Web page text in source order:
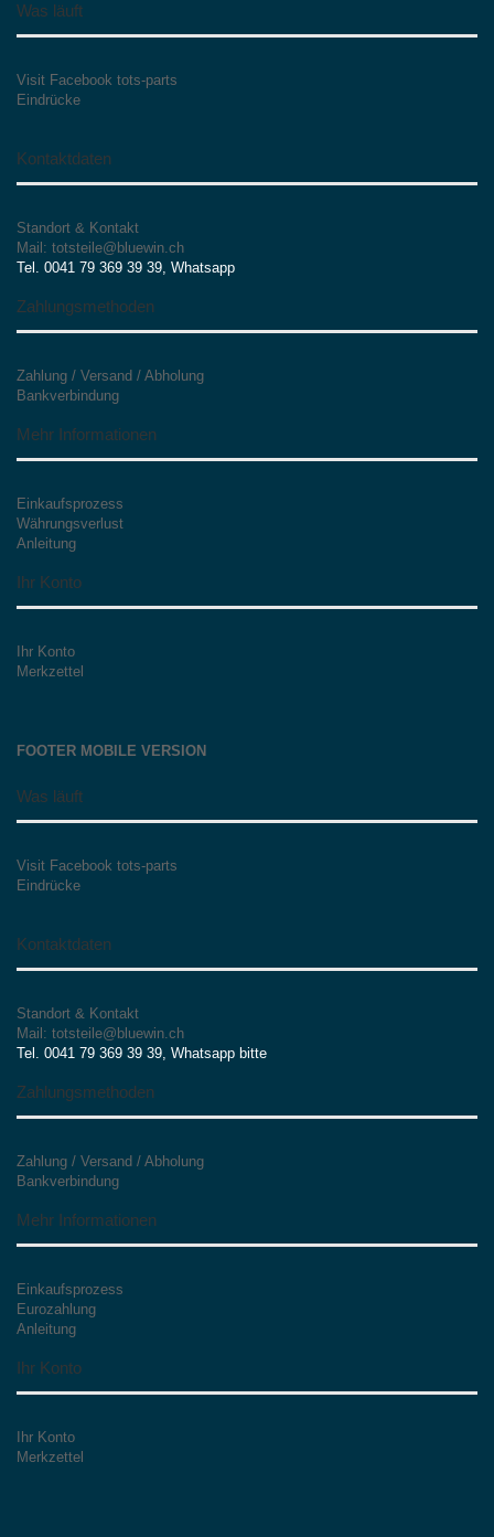
Was läuft
Visit Facebook tots-parts
Eindrücke
Kontaktdaten
Standort & Kontakt
Mail: totsteile@bluewin.ch
Tel. 0041 79 369 39 39, Whatsapp
Zahlungsmethoden
Zahlung / Versand / Abholung
Bankverbindung
Mehr Informationen
Einkaufsprozess
Währungsverlust
Anleitung
Ihr Konto
Ihr Konto
Merkzettel
FOOTER MOBILE VERSION
Was läuft
Visit Facebook tots-parts
Eindrücke
Kontaktdaten
Standort & Kontakt
Mail: totsteile@bluewin.ch
Tel. 0041 79 369 39 39, Whatsapp bitte
Zahlungsmethoden
Zahlung / Versand / Abholung
Bankverbindung
Mehr Informationen
Einkaufsprozess
Eurozahlung
Anleitung
Ihr Konto
Ihr Konto
Merkzettel